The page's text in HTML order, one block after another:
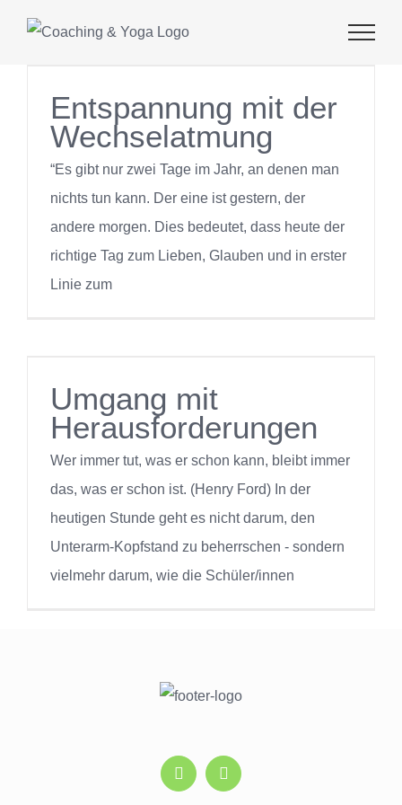
Entspannung mit der
Wechselatmung
“Es gibt nur zwei Tage im Jahr, an denen man
nichts tun kann. Der eine ist gestern, der
andere morgen. Dies bedeutet, dass heute der
richtige Tag zum Lieben, Glauben und in erster
Linie zum
Umgang mit
Herausforderungen
Wer immer tut, was er schon kann, bleibt immer
das, was er schon ist. (Henry Ford) In der
heutigen Stunde geht es nicht darum, den
Unterarm-Kopfstand zu beherrschen - sondern
vielmehr darum, wie die Schüler/innen